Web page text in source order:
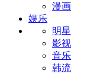
漫画
娱乐
明星
影视
音乐
韩流